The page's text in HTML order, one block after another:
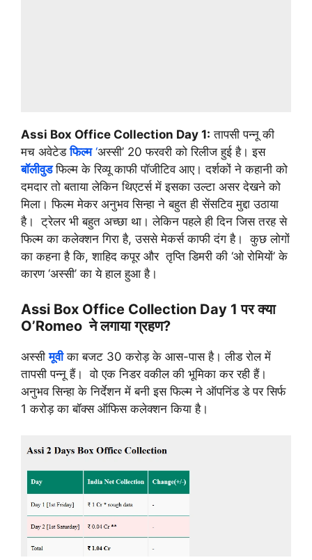
Assi Box Office Collection Day 1: तापसी पन्नू की
मच अवेटेडफिल्म‘अस्सी’ 20 फरवरी को रिलीज हुई है। इस
बॉलीवुडफिल्म के रिव्यू काफी पॉजीटिव आए। दर्शकों ने कहानी को
दमदार तो बताया लेकिन थिएटर्स में इसका उल्टा असर देखने को
मिला। फिल्म मेकर अनुभव सिन्हा ने बहुत ही सेंसटिव मुद्दा उठाया
है। ट्रेलर भी बहुत अच्छा था। लेकिन पहले ही दिन जिस तरह से
फिल्म का कलेक्शन गिरा है, उससे मेकर्स काफी दंग है। कुछ लोगों
का कहना है कि, शाहिद कपूर और तृप्ति डिमरी की ‘ओ रोमियों’ के
कारण ‘अस्सी’ का ये हाल हुआ है।
Assi Box Office Collection Day 1 पर क्या
O’Romeo ने लगाया ग्रहण?
अस्सीमूवी का बजट 30 करोड़ के आस-पास है। लीड रोल में
तापसी पन्नू हैं। वो एक निडर वकील की भूमिका कर रही हैं।
अनुभव सिन्हा के निर्देशन में बनी इस फिल्म ने ऑपनिंड डे पर सिर्फ
1 करोड़ का बॉक्स ऑफिस कलेक्शन किया है।